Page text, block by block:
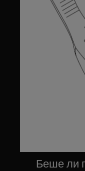
Беше ли